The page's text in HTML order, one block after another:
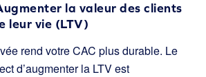
la valeur des clients
leur vie (LTV)
rend votre CAC plus durable. Le
d’augmenter la LTV est